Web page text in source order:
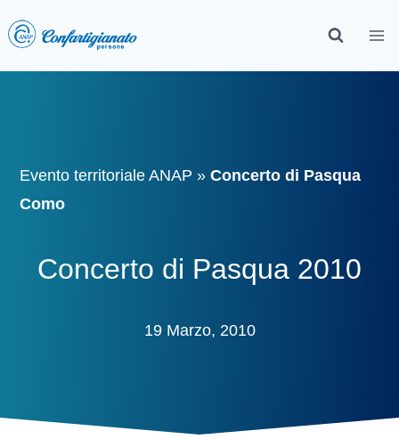
Evento territoriale ANAP »Concerto di Pasqua
Como
Concerto di Pasqua 2010
19 Marzo, 2010